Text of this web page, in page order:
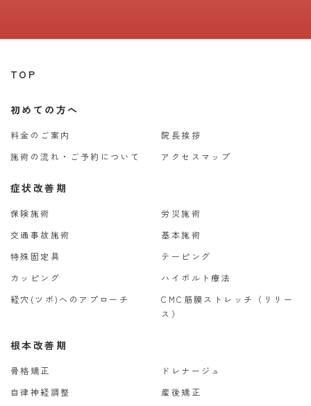
TOP
初めての方へ
料金のご案内
院長挨拶
施術の流れ・ご予約について
アクセスマップ
症状改善期
保険施術
労災施術
交通事故施術
基本施術
特殊固定具
テーピング
カッピング
ハイボルト療法
経穴(ツボ)へのアプローチ
CMC筋膜ストレッチ（リリー
ス）
根本改善期
骨格矯正
ドレナージュ
自律神経調整
産後矯正